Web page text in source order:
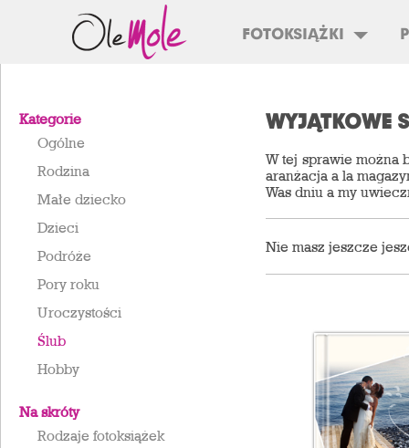
FOTOKSIĄŻKI
Kategorie
Ogólne
Rodzina
Małe dziecko
Dzieci
Podróże
Pory roku
Uroczystości
Ślub
Hobby
Na skróty
Rodzaje fotoksiążek
WYJĄTKOWE
W tej sprawie można
aranżacja a la
Was dniu a my
Nie masz jeszcze